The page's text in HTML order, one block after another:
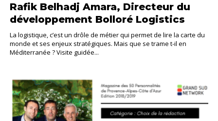
Rafik Belhadj Amara, Directeur du
développement Bolloré Logistics
La logistique, c’est un drôle de métier qui permet de lire la carte du
monde et ses enjeux stratégiques. Mais que se trame t-il en
Méditerranée ? Visite guidée...